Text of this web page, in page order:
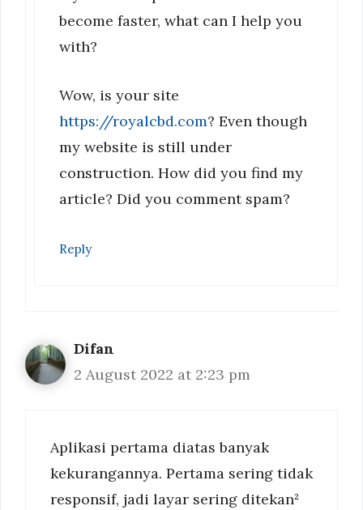
become faster, what can I help you
with?
Wow, is your site
https://royalcbd.com? Even though
my website is still under
construction. How did you find my
article? Did you comment spam?
Reply
Difan
2 August 2022 at 2:23 pm
Aplikasi pertama diatas banyak
kekurangannya. Pertama sering tidak
responsif, jadi layar sering ditekan²